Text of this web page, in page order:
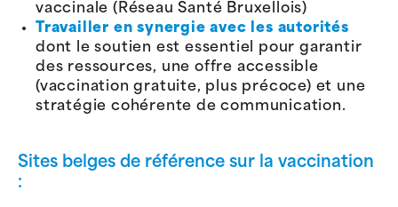
vaccinale (Réseau Santé Bruxellois)
Travailler en synergie avec les autorités
dont le soutien est essentiel pour garantir
des ressources, une offre accessible
(vaccination gratuite, plus précoce) et une
stratégie cohérente de communication.
Sites belges de référence sur la vaccination
: